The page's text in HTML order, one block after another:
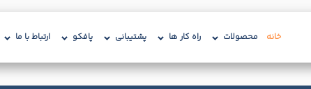
خانه محصولات راه کار ها پشتیبانی پافکو ارتباط با ما